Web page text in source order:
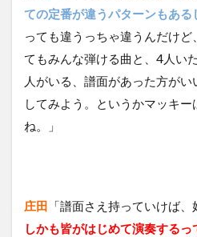
ての定番が違うパターンもある
っても違うっちゃ違うんだけど
てもみんな弾ける曲と、4人い
人がいる、譜面があった方が
してみよう。というかマッキ
ね。」
庄田 「譜面さえ持っていけば
しかも皆がはじめて演奏する